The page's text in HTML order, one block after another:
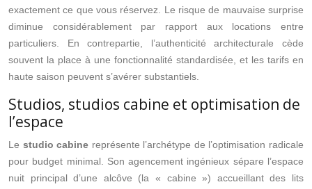
exactement ce que vous réservez. Le risque de mauvaise surprise
diminue considérablement par rapport aux locations entre
particuliers. En contrepartie, l’authenticité architecturale cède
souvent la place à une fonctionnalité standardisée, et les tarifs en
haute saison peuvent s’avérer substantiels.
Studios, studios cabine et optimisation de
l’espace
Le studio cabine représente l’archétype de l’optimisation radicale
pour budget minimal. Son agencement ingénieux sépare l’espace
nuit principal d’une alcôve (la « cabine ») accueillant des lits